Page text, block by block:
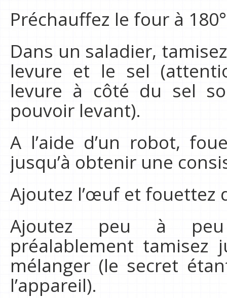
Préchauffez le four à
Dans un saladier,
levure et le sel
levure à côté du sel
pouvoir levant).
A l’aide d’un robot,
jusqu’à obtenir une
Ajoutez l’œuf et fouettez
Ajoutez peu à
préalablement tamisez
mélanger (le secret
l’appareil).